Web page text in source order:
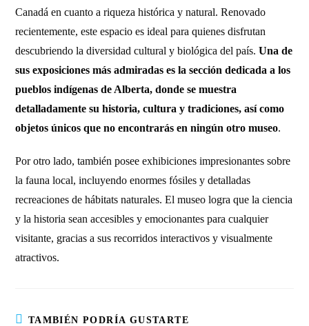
Canadá en cuanto a riqueza histórica y natural. Renovado
recientemente, este espacio es ideal para quienes disfrutan
descubriendo la diversidad cultural y biológica del país.Una de
sus exposiciones más admiradas es la sección dedicada a los
pueblos indígenas de Alberta, donde se muestra
detalladamente su historia, cultura y tradiciones, así como
objetos únicos que no encontrarás en ningún otro museo.
Por otro lado, también posee exhibiciones impresionantes sobre
la fauna local, incluyendo enormes fósiles y detalladas
recreaciones de hábitats naturales. El museo logra que la ciencia
y la historia sean accesibles y emocionantes para cualquier
visitante, gracias a sus recorridos interactivos y visualmente
atractivos.
TAMBIÉN PODRÍA GUSTARTE